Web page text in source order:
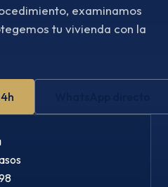
examinamos
tu vivienda con la